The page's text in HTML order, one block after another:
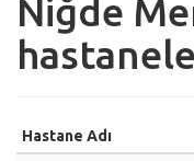
Niğde
Hastane Adı